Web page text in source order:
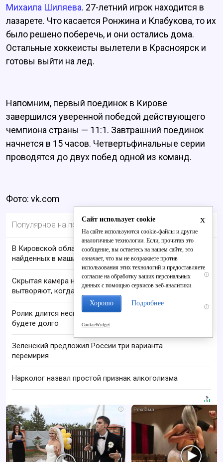
Михаила Шиляева. 27-летний игрок находится в
лазарете. Что касается Ронжина и Клабукова, то их
было решено поберечь, и они остались дома.
Остальные хоккеисты вылетели в Красноярск и
готовы выйти на лед.
Напомним, первый поединок в Кирове
завершился уверенной победой действующего
чемпиона страны — 11:1. Завтрашний поединок
начнется в 15 часов. Четвертьфинальные серии
проводятся до двух побед одной из команд.
Фото: vk.com
Популярное на портале
В Кировской области проверяют гибель супругов,
найденных в машине в Вятке
i
Скрытая камера на пляже Крыма: Что люди
вытворяют, когда их не видят...
i
Ролик длится несколько секунд, а смеяться вы
будете долго
Зеленский предложил России три варианта
перемирия
Нарколог назвал простой признак алкоголизма
i
x
Сайт использует cookie
На сайте используются cookie-файлы и другие
аналогичные технологии. Если, прочитав это
сообщение, вы остаетесь на нашем сайте, это
означает, что вы не возражаете против
использования этих технологий и предоставляете
согласие на обработку ваших персональных
данных с помощью сервисов веб-аналитики.
Хорошо Подробнее
CookieWidget